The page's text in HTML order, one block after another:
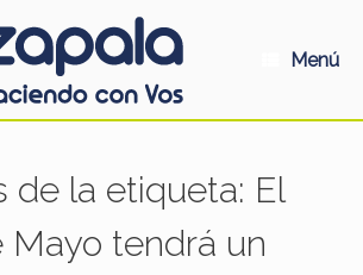
Menú
de la etiqueta: El
Mayo tendrá un